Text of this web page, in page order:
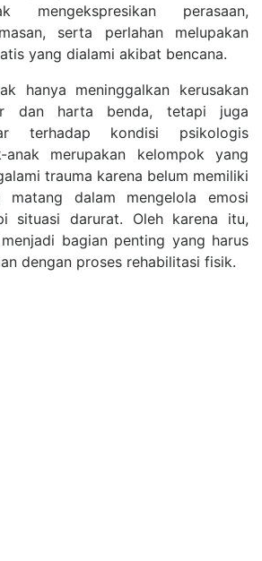
mengekspresikan perasaan,
serta perlahan melupakan
yang dialami akibat bencana.
hanya meninggalkan kerusakan
dan harta benda, tetapi juga
terhadap kondisi psikologis
anak merupakan kelompok yang
trauma karena belum memiliki
matang dalam mengelola emosi
situasi darurat. Oleh karena itu,
bagian penting yang harus
dengan proses rehabilitasi fisik.